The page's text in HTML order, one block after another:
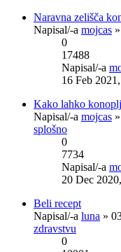
Naravna zelišča
Napisal/-a mojcas
0
17488
Napisal/-a
16 Feb
Kako lahko
Napisal/-a mojcas
splošno
0
7734
Napisal/-a
20 Dec
Beli recept
Napisal/-a luna »
zdravstvu
0